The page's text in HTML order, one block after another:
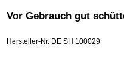
Vor Gebrauch gut
Hersteller-Nr. DE SH 100029